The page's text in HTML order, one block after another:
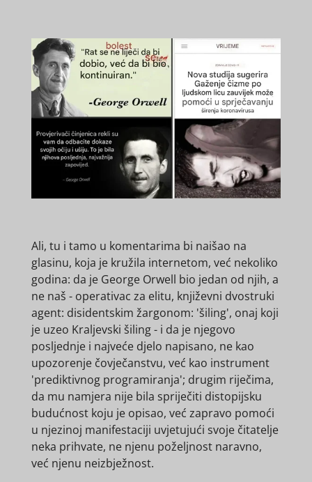
Ali, tu i tamo u komentarima bi naišao na
glasinu, koja je kružila internetom, već nekoliko
godina: da je George Orwell bio jedan od njih, a
ne naš - operativac za elitu, književni dvostruki
agent: disidentskim žargonom: 'šiling', onaj koji
je uzeo Kraljevski šiling - i da je njegovo
posljednje i najveće djelo napisano, ne kao
upozorenje čovječanstvu, već kao instrument
'prediktivnog programiranja'; drugim riječima,
da mu namjera nije bila spriječiti distopijsku
budućnost koju je opisao, već zapravo pomoći
u njezinoj manifestaciji uvjetujući svoje čitatelje
neka prihvate, ne njenu poželjnost naravno,
već njenu neizbježnost.